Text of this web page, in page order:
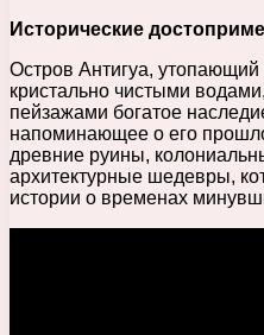
Исторические
Остров Антигуа,
кристально чистыми
пейзажами богатое
напоминающее о его
древние руины,
архитектурные шедевры,
истории о временах